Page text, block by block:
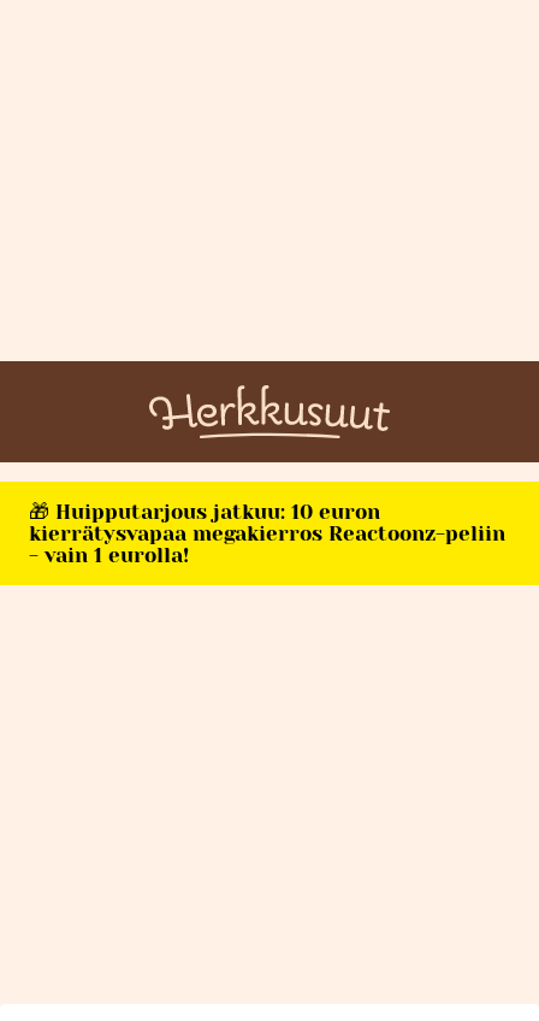
🎁 Huipputarjous jatkuu: 10 euron
kierrätysvapaa megakierros Reactoonz-peliin
- vain 1 eurolla!